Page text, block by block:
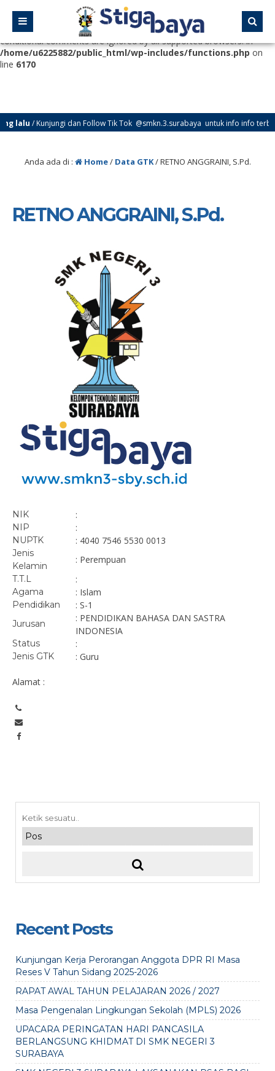
Deprecated
: Function WP_Dependencies->add_data() was called
with an argument that is
deprecated
since version 6.9.0! IE
conditional comments are ignored by all supported browsers. in
/home/u6225882/public_html/wp-includes/functions.php on
line 6170
/ Kunjungi dan Follow Tik Tok @smkn.3.surabaya untuk info info terbaru
Anda ada di : Home/ Data GTK/RETNO ANGGRAINI, S.Pd.
RETNO ANGGRAINI, S.Pd.
NIK :
NIP :
NUPTK : 4040 7546 5530 0013
Jenis
Kelamin
: Perempuan
T.T.L :
Agama : Islam
Pendidikan : S-1
Jurusan
: PENDIDIKAN BAHASA DAN SASTRA
INDONESIA
Status :
Jenis GTK : Guru
Alamat :
Recent Posts
Kunjungan Kerja Perorangan Anggota DPR RI Masa
Reses V Tahun Sidang 2025-2026
RAPAT AWAL TAHUN PELAJARAN 2026 / 2027
Masa Pengenalan Lingkungan Sekolah (MPLS) 2026
UPACARA PERINGATAN HARI PANCASILA
BERLANGSUNG KHIDMAT DI SMK NEGERI 3
SURABAYA